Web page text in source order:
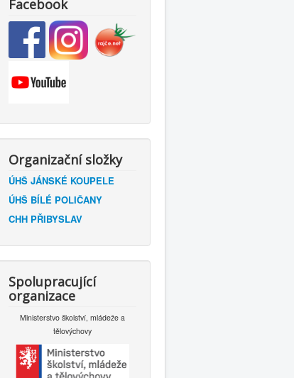
Facebook
Organizační složky
ÚHŠ JÁNSKÉ KOUPELE
ÚHŠ BÍLÉ POLIČANY
CHH PŘIBYSLAV
Spolupracující
organizace
Ministerstvo školství, mládeže a
tělovýchovy